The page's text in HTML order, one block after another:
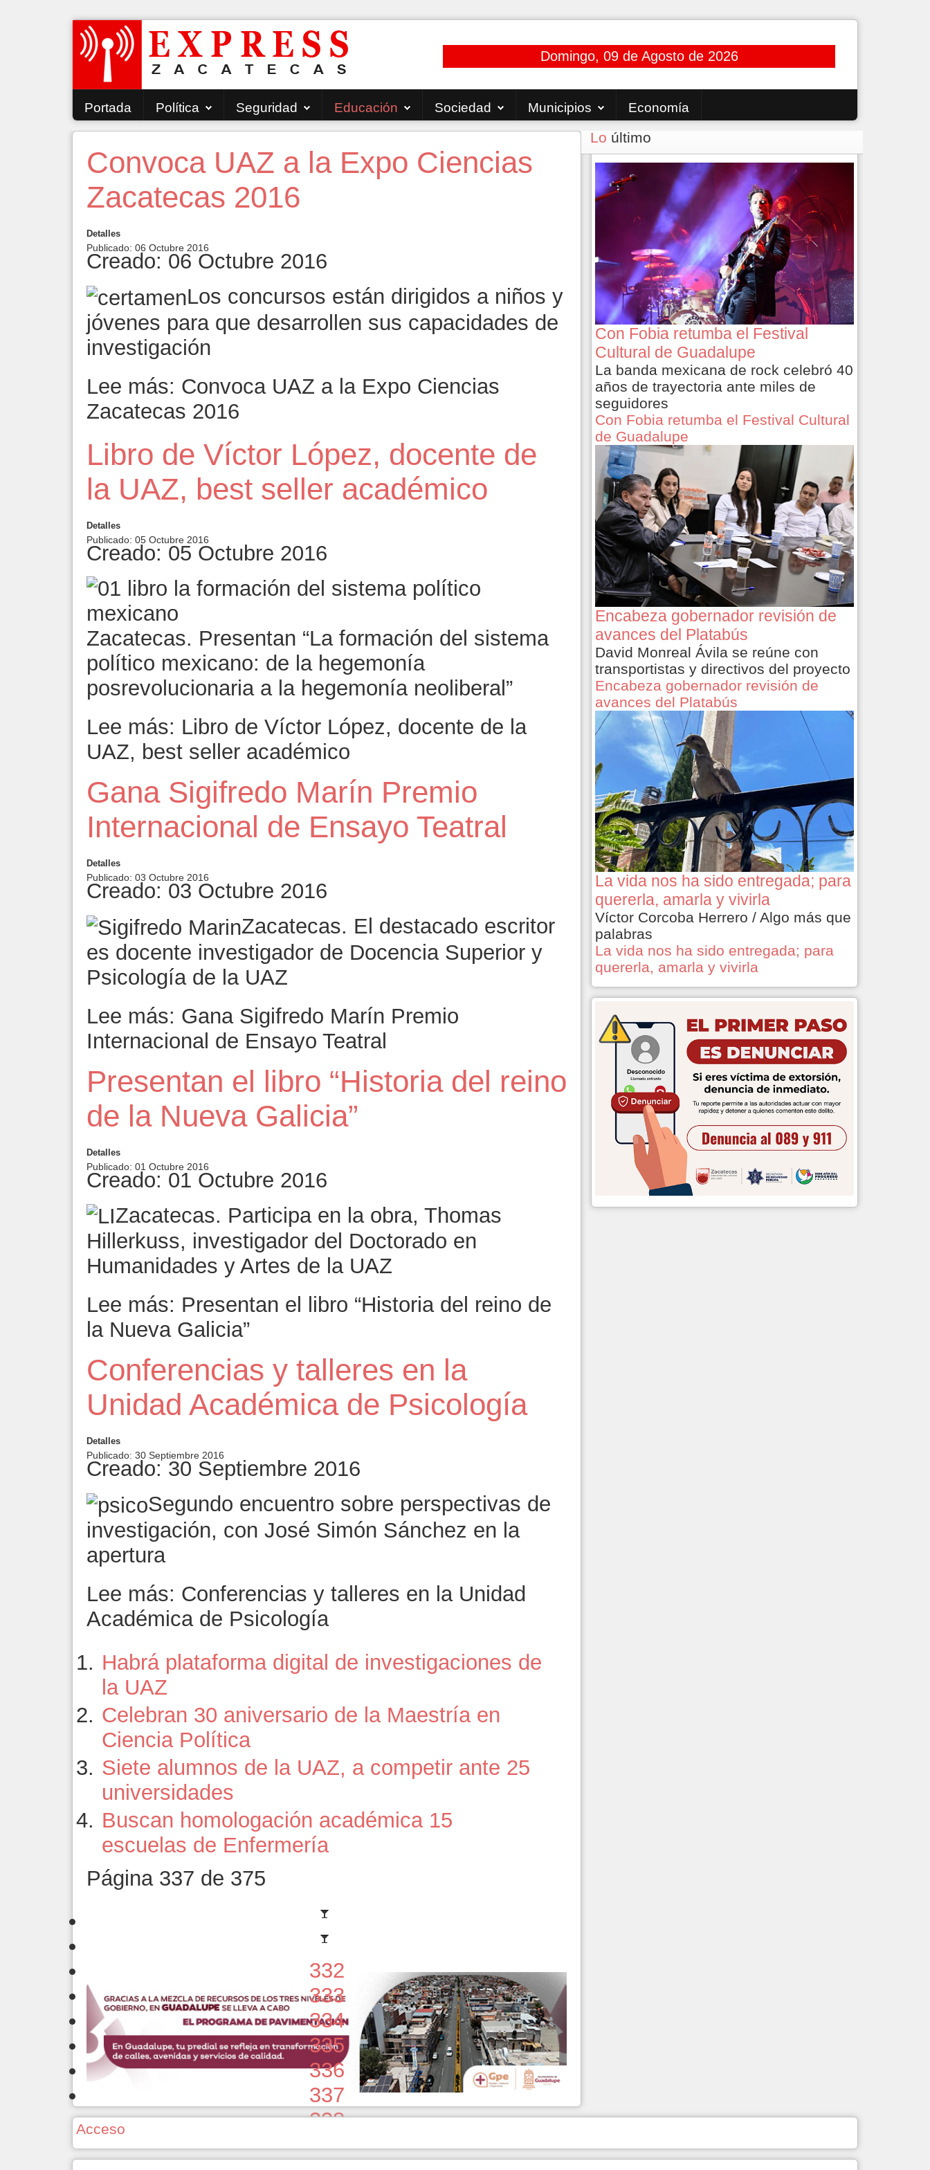
Domingo, 09 de Agosto de 2026
Portada Política Seguridad Educación Sociedad Municipios Economía
Convoca UAZ a la Expo Ciencias
Zacatecas 2016
Detalles
Publicado: 06 Octubre 2016
Creado: 06 Octubre 2016
Los concursos están dirigidos a niños y
jóvenes para que desarrollen sus capacidades de
investigación
Lee más: Convoca UAZ a la Expo Ciencias
Zacatecas 2016
Libro de Víctor López, docente de
la UAZ, best seller académico
Detalles
Publicado: 05 Octubre 2016
Creado: 05 Octubre 2016
Zacatecas. Presentan “La formación del sistema
político mexicano: de la hegemonía
posrevolucionaria a la hegemonía neoliberal”
Lee más: Libro de Víctor López, docente de la
UAZ, best seller académico
Gana Sigifredo Marín Premio
Internacional de Ensayo Teatral
Detalles
Publicado: 03 Octubre 2016
Creado: 03 Octubre 2016
Zacatecas. El destacado escritor
es docente investigador de Docencia Superior y
Psicología de la UAZ
Lee más: Gana Sigifredo Marín Premio
Internacional de Ensayo Teatral
Presentan el libro “Historia del reino
de la Nueva Galicia”
Detalles
Publicado: 01 Octubre 2016
Creado: 01 Octubre 2016
Zacatecas. Participa en la obra, Thomas
Hillerkuss, investigador del Doctorado en
Humanidades y Artes de la UAZ
Lee más: Presentan el libro “Historia del reino de
la Nueva Galicia”
Conferencias y talleres en la
Unidad Académica de Psicología
Detalles
Publicado: 30 Septiembre 2016
Creado: 30 Septiembre 2016
Segundo encuentro sobre perspectivas de
investigación, con José Simón Sánchez en la
apertura
Lee más: Conferencias y talleres en la Unidad
Académica de Psicología
Habrá plataforma digital de investigaciones de
la UAZ
Celebran 30 aniversario de la Maestría en
Ciencia Política
Siete alumnos de la UAZ, a competir ante 25
universidades
Buscan homologación académica 15
escuelas de Enfermería
Página 337 de 375
332
333
334
335
336
337
338
339
Lo último
Con Fobia retumba el Festival
Cultural de Guadalupe
La banda mexicana de rock celebró 40
años de trayectoria ante miles de
seguidores
Con Fobia retumba el Festival Cultural
de Guadalupe
Encabeza gobernador revisión de
avances del Platabús
David Monreal Ávila se reúne con
transportistas y directivos del proyecto
Encabeza gobernador revisión de
avances del Platabús
La vida nos ha sido entregada; para
quererla, amarla y vivirla
Víctor Corcoba Herrero / Algo más que
palabras
La vida nos ha sido entregada; para
quererla, amarla y vivirla
Acceso